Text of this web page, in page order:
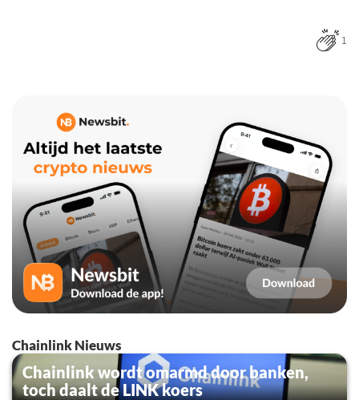
1
Chainlink Nieuws
Chainlink wordt omarmd door banken,
toch daalt de LINK koers